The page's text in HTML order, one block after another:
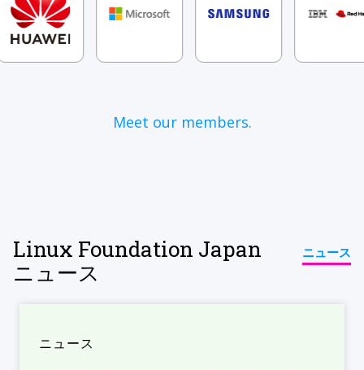
Meet our members.
Linux Foundation Japan
ニュース
ニュース
ニュース